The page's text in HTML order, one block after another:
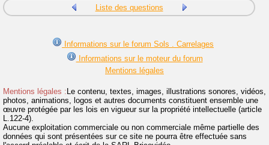
Liste des questions
Informations sur le forum Sols . Carrelages
Informations sur le moteur du forum
Mentions légales
Mentions légales : Le contenu, textes, images, illustrations sonores, vidéos,
photos, animations, logos et autres documents constituent ensemble une
œuvre protégée par les lois en vigueur sur la propriété intellectuelle (article
L.122-4).
Aucune exploitation commerciale ou non commerciale même partielle des
données qui sont présentées sur ce site ne pourra être effectuée sans